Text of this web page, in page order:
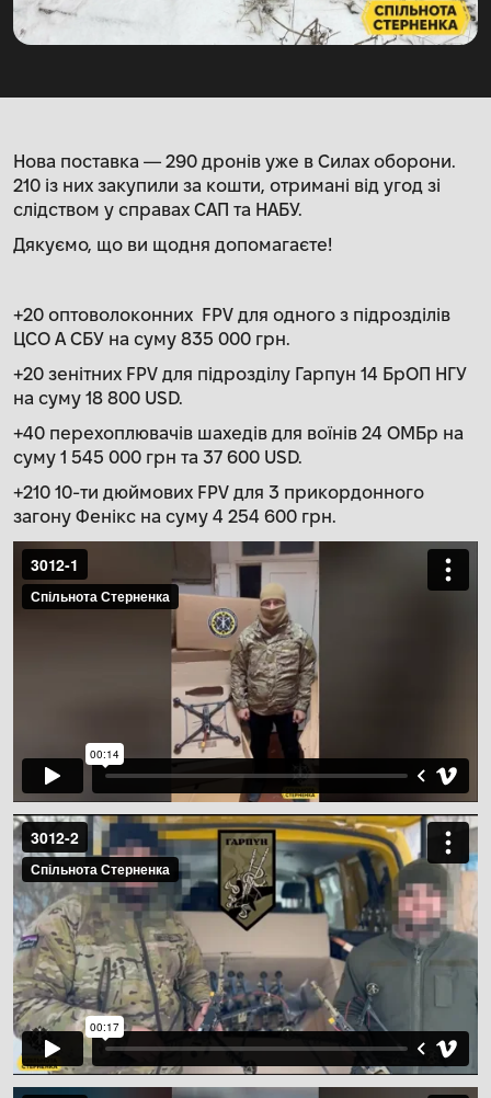
Нова поставка — 290 дронів уже в Силах оборони.
210 із них закупили за кошти, отримані від угод зі
слідством у справах САП та НАБУ.
Дякуємо, що ви щодня допомагаєте!
+20 оптоволоконних FPV для одного з підрозділів
ЦСО А СБУ на суму 835 000 грн.
+20 зенітних FPV для підрозділу Гарпун 14 БрОП НГУ
на суму 18 800 USD.
+40 перехоплювачів шахедів для воїнів 24 ОМБр на
суму 1 545 000 грн та 37 600 USD.
+210 10-ти дюймових FPV для 3 прикордонного
загону Фенікс на суму 4 254 600 грн.